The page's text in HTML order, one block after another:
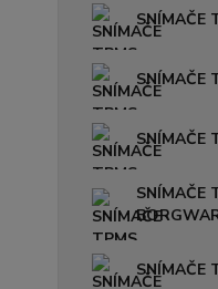
SNÍMAČE
SNÍMAČE
SNÍMAČE
SNÍMAČE
SNÍMAČE